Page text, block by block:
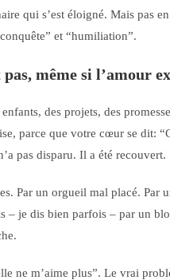
qui s’est éloigné. Mais pas
et “humiliation”.
même si l’amour
des projets, des
parce que votre cœur se dit:
pas disparu. Il a été recouvert.
Par un orgueil mal placé. Par
– je dis bien parfois – par un
ne m’aime plus”. Le vrai